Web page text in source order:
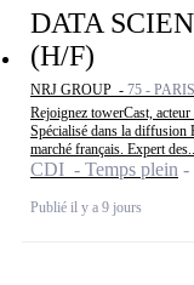
DATA
(H/F)
NRJ GROUP - 75 - PARIS
Rejoignez towerCast,
Spécialisé dans la
marché français. Expert des...
CDI - Temps plein
Publié il y a 9 jours